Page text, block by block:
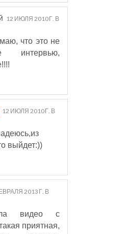
12 ИЮЛЯ 2010 Г. В
что это не
интервью,
12 ИЮЛЯ 2010 Г. В
выйдет:))
2013 Г. В
видео с
приятная,